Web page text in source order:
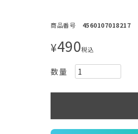
商品番号 4560107018217
¥490税込